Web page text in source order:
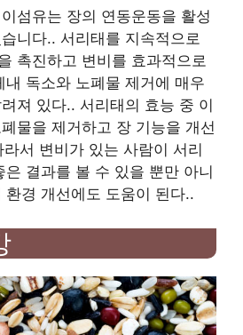
섬유는 장의 연동운동을 활성
니다.. 서리태를 지속적으로
촉진하고 변비를 효과적으로
내 독소와 노폐물 제거에 매우
져 있다.. 서리태의 효능 중 이
물을 제거하고 장 기능을 개선
라서 변비가 있는 사람이 서리
결과를 볼 수 있을 뿐만 아니
환경 개선에도 도움이 된다..